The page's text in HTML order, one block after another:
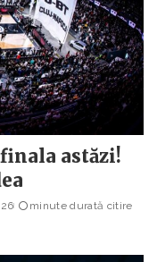
astăzi!
minute durată citire